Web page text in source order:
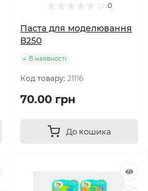
0
Паста для моделювання
В250
В наявності
Код товару: 21116
70.00 грн
До кошика